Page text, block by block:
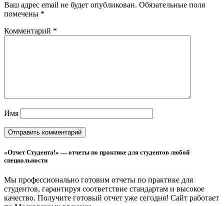
Ваш адрес email не будет опубликован. Обязательные поля
помечены *
Комментарий *
Имя
«Отчет Студента!» — отчеты по практике для студентов любой
специальности
Мы профессионально готовим отчеты по практике для
студентов, гарантируя соответствие стандартам и высокое
качество. Получите готовый отчет уже сегодня! Сайт работает